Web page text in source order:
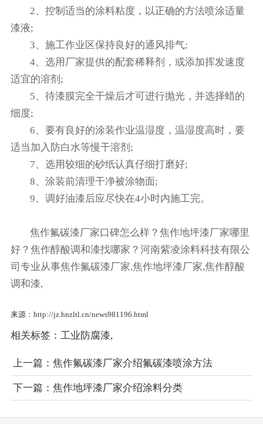
2、控制适当的涂料粘度，以正确的方法喷涂适量
漆液;
3、施工作业区保持良好的通风排气;
4、选用厂家提供的配套稀释剂，或添加挥发速度
适宜的溶剂;
5、待漆膜完全干燥后才可进行抛光，并选择蜡的
细度;
6、要有良好的涂装作业温湿度，温湿度高时，要
适当加入防白水等慢干溶剂;
7、选用较细的砂纸认真仔细打磨好;
8、涂装前清理干净被涂物面;
9、调好油漆后应尽快在4小时内施工完。
焦作氟碳漆厂家口碑怎么样？焦作地坪漆厂家哪里
好？焦作醇酸调和漆找哪家？河南紫凌涂料科技有限公
司专业从事焦作氟碳漆厂家,焦作地坪漆厂家,焦作醇酸
调和漆,
来源：http://jz.hnzltl.cn/news981196.html
相关标签： 工业防腐漆,
上一篇： 焦作氟碳漆厂家介绍氟碳漆喷涂方法
下一篇： 焦作地坪漆厂家介绍涂料分类